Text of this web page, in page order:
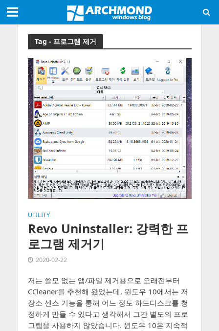
Tag - 프로그램 제거
UTILITY
Revo Uninstaller: 강력한 프
로그램 제거기
2020-02-22
저는 쓸모 없는 앱/파일 제거용으로 오래전부터
CCleaner를 추천해 왔었는데, 윈도우 10에서는 저
장소 센스 기능을 통해 어느 정도 하드디스크를 청
정하게 만들 수 있다고 생각해서 그간 별도의 프로
그램을 사용하지 않았습니다. 윈도우 10은 지속적